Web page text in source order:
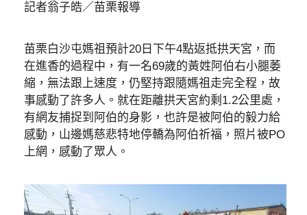
記者翁子皓／苗栗報導
苗栗白沙屯媽祖預計20日下午4點返抵拱天宮，而
在進香的過程中，有一名69歲的黃姓阿伯右小腿萎
縮，無法跟上速度，仍堅持跟隨媽祖走完全程，故
事感動了許多人。就在距離拱天宮約剩1.2公里處，
有網友捕捉到阿伯的身影，也許是被阿伯的毅力給
感動，山邊媽慈悲特地停轎為阿伯祈福，照片被PO
上網，感動了眾人。